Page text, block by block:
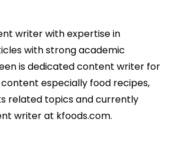
writer with expertise in
with strong academic
is dedicated content writer for
especially food recipes,
related topics and currently
writer at kfoods.com.